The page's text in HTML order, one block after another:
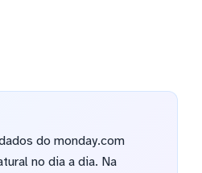
do monday.com
no dia a dia. Na